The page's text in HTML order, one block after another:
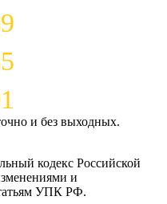
и без выходных.
кодекс Российской
и
УПК РФ.